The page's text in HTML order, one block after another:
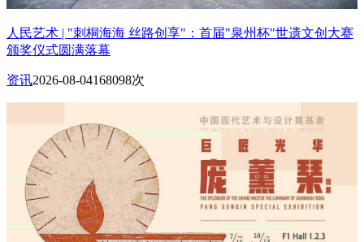
人民艺术 | "刺桐海海 丝路创享"：首届"泉州杯"世遗文创大赛
颁奖仪式圆满落幕
资讯2026-08-04168098次